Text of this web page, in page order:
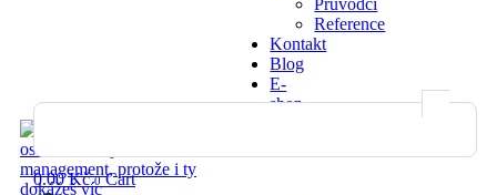
Průvodci
Reference
Kontakt
Blog
E-
shop
0.00Kč 0 Cart